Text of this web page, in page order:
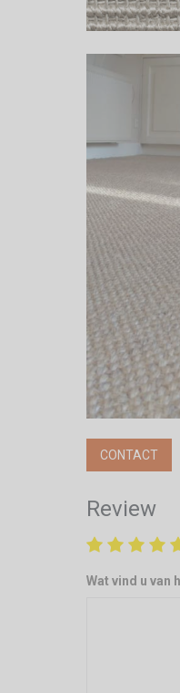
CONTACT
Review
Wat vind u van